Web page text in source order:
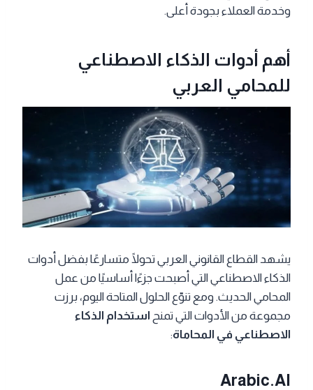
وخدمة العملاء بجودة أعلى.
أهم أدوات الذكاء الاصطناعي
للمحامي العربي
يشهد القطاع القانوني العربي تحولًا متسارعًا بفضل أدوات
الذكاء الاصطناعي التي أصبحت جزءًا أساسيًا من عمل
المحامي الحديث. ومع تنوّع الحلول المتاحة اليوم، برزت
مجموعة من الأدوات التي تمنح استخدام الذكاء
الاصطناعي في المحاماة:
Arabic.AI